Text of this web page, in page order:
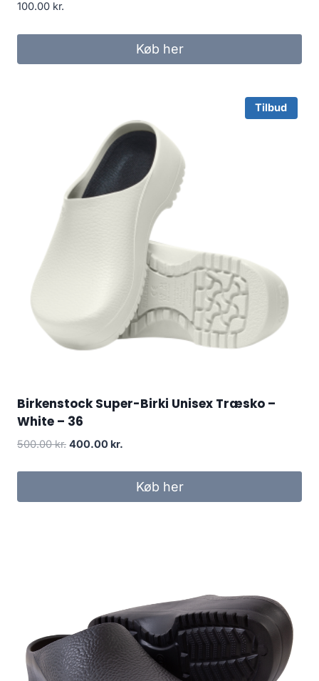
100.00 kr.
Køb her
Tilbud
Birkenstock Super-Birki Unisex Træsko –
White – 36
500.00kr. Original
400.00 kr.
400.00 kr..
Køb her